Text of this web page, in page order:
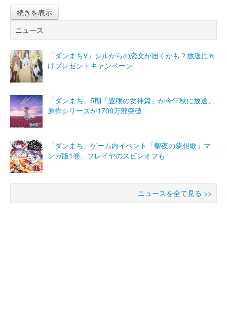
続きを表示
ニュース
「ダンまちV」シルからの恋文が届くかも？放送に向
けプレゼントキャンペーン
「ダンまち」5期「豊穣の女神篇」が今年秋に放送、
原作シリーズが1700万部突破
「ダンまち」ゲーム内イベント「聖夜の夢想歌」マ
ンガ版1巻、フレイヤのスピンオフも
ニュースを全て見る >>